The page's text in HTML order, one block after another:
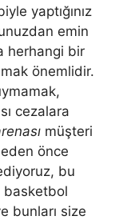
yaptığınız
emin
herhangi bir
önemlidir.
cezalara
müşteri
önce
bu
basketbol
bunları size